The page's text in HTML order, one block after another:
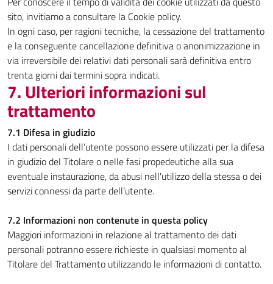
sito, invitiamo a consultare la Cookie policy.
In ogni caso, per ragioni tecniche, la cessazione del trattamento
e la conseguente cancellazione definitiva o anonimizzazione in
via irreversibile dei relativi dati personali sarà definitiva entro
trenta giorni dai termini sopra indicati.
7. Ulteriori informazioni sul
trattamento
7.1 Difesa in giudizio
I dati personali dell’utente possono essere utilizzati per la difesa
in giudizio del Titolare o nelle fasi propedeutiche alla sua
eventuale instaurazione, da abusi nell'utilizzo della stessa o dei
servizi connessi da parte dell’utente.
7.2 Informazioni non contenute in questa policy
Maggiori informazioni in relazione al trattamento dei dati
personali potranno essere richieste in qualsiasi momento al
Titolare del Trattamento utilizzando le informazioni di contatto.